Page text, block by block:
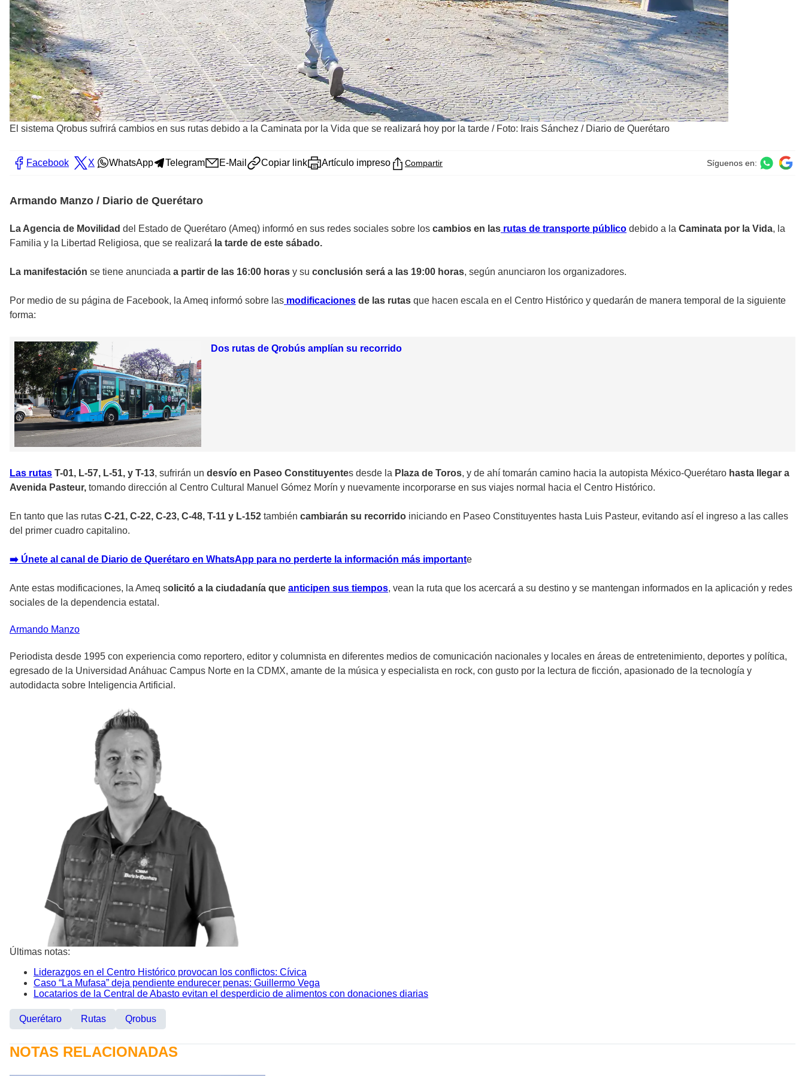
El sistema Qrobus sufrirá cambios en sus rutas debido a la Caminata por la Vida que se realizará hoy por la tarde / Foto: Irais Sánchez / Diario de Querétaro
Facebook X WhatsApp Telegram E-Mail Copiar link Artículo impreso Compartir Síguenos en:
Armando Manzo / Diario de Querétaro
La Agencia de Movilidad del Estado de Querétaro (Ameq) informó en sus redes sociales sobre los cambios en las rutas de transporte público debido a la Caminata por la Vida, la
Familia y la Libertad Religiosa, que se realizará la tarde de este sábado.
La manifestación se tiene anunciada a partir de las 16:00 horas y su conclusión será a las 19:00 horas, según anunciaron los organizadores.
Por medio de su página de Facebook, la Ameq informó sobre las modificaciones de las rutas que hacen escala en el Centro Histórico y quedarán de manera temporal de la siguiente
forma:
Dos rutas de Qrobús amplían su recorrido
Las rutas T-01, L-57, L-51, y T-13, sufrirán un desvío en Paseo Constituyentes desde la Plaza de Toros, y de ahí tomarán camino hacia la autopista México-Querétaro hasta llegar a
Avenida Pasteur, tomando dirección al Centro Cultural Manuel Gómez Morín y nuevamente incorporarse en sus viajes normal hacia el Centro Histórico.
En tanto que las rutas C-21, C-22, C-23, C-48, T-11 y L-152 también cambiarán su recorrido iniciando en Paseo Constituyentes hasta Luis Pasteur, evitando así el ingreso a las calles
del primer cuadro capitalino.
➡️ Únete al canal de Diario de Querétaro en WhatsApp para no perderte la información más importante
Ante estas modificaciones, la Ameq solicitó a la ciudadanía que anticipen sus tiempos, vean la ruta que los acercará a su destino y se mantengan informados en la aplicación y redes
sociales de la dependencia estatal.
Armando Manzo
Periodista desde 1995 con experiencia como reportero, editor y columnista en diferentes medios de comunicación nacionales y locales en áreas de entretenimiento, deportes y política,
egresado de la Universidad Anáhuac Campus Norte en la CDMX, amante de la música y especialista en rock, con gusto por la lectura de ficción, apasionado de la tecnología y
autodidacta sobre Inteligencia Artificial.
Últimas notas:
Liderazgos en el Centro Histórico provocan los conflictos: Cívica
Caso “La Mufasa” deja pendiente endurecer penas: Guillermo Vega
Locatarios de la Central de Abasto evitan el desperdicio de alimentos con donaciones diarias
Querétaro Rutas Qrobus
NOTAS RELACIONADAS